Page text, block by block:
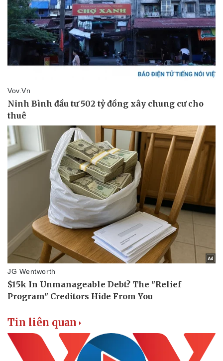
Doanh nghiệp
Thông tin doanh nghiệp
Doanh nghiệp 24h
Doanh nhân
Vì cộng đồng
Công nghệ
Sành điệu
Tin Công nghệ
Trải nghiệm
Chuyển đổi số
Tin liên quan